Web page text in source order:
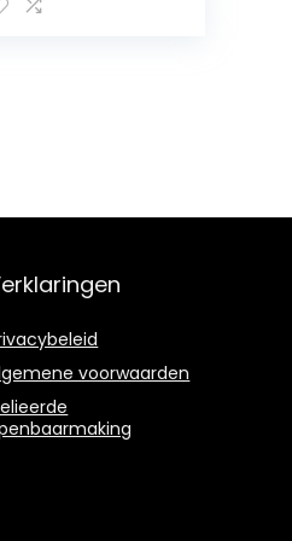
voorwaarden